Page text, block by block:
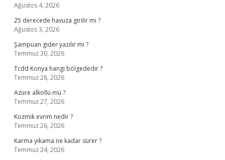
Ağustos 4, 2026
25 derecede havuza girilir mi ?
Ağustos 3, 2026
Şampuan gider yazılır mı ?
Temmuz 30, 2026
Tcdd Konya hangi bölgededir ?
Temmuz 28, 2026
Azure alkollü mü ?
Temmuz 27, 2026
Kozmik evrim nedir ?
Temmuz 26, 2026
Karma yıkama ne kadar sürer ?
Temmuz 24, 2026